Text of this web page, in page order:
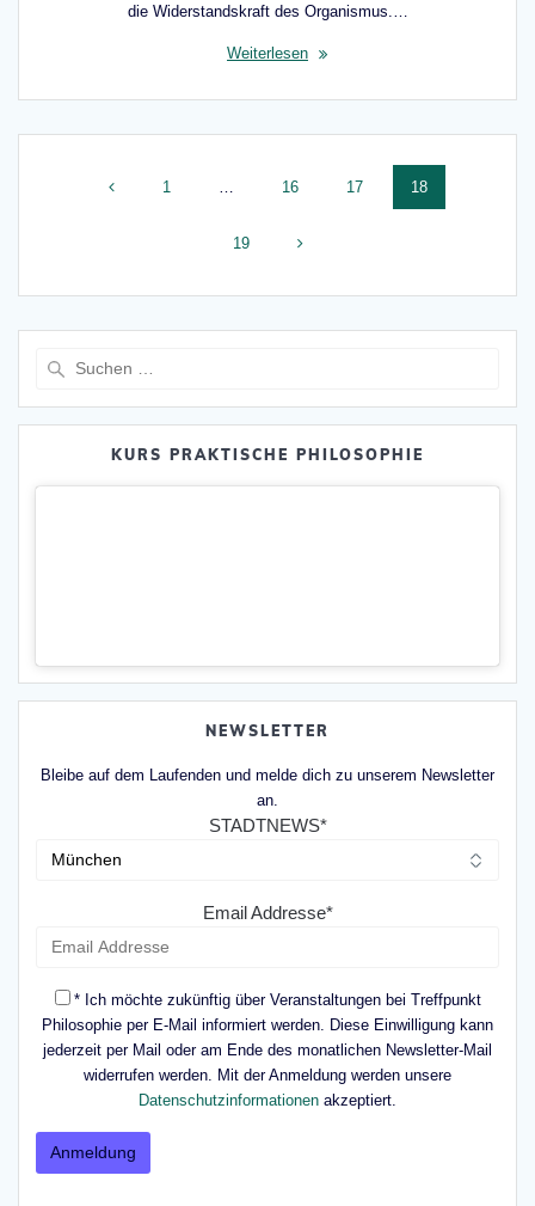
die Widerstandskraft des Organismus.…
Weiterlesen
Seite
1 Seite
16 Seite
17 Seite
18
Seite
19
KURS PRAKTISCHE PHILOSOPHIE
NEWSLETTER
Bleibe auf dem Laufenden und melde dich zu unserem Newsletter
an.
STADTNEWS*
Email Addresse*
* Ich möchte zukünftig über Veranstaltungen bei Treffpunkt
Philosophie per E-Mail informiert werden. Diese Einwilligung kann
jederzeit per Mail oder am Ende des monatlichen Newsletter-Mail
widerrufen werden. Mit der Anmeldung werden unsere
Datenschutzinformationen akzeptiert.